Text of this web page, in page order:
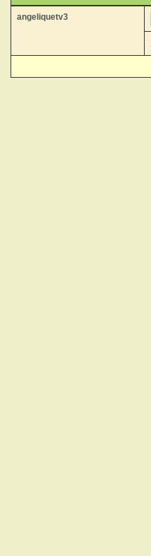
angeliquetv3